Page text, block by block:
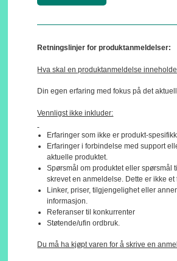
Retningslinjer for produktanmeldelser:
Hva skal en produktanmeldelse
Din egen erfaring med fokus på det
Vennligst ikke inkluder:
Erfaringer som ikke er produkt-
Erfaringer i forbindelse med support
aktuelle produktet.
Spørsmål om produktet eller spørsmål
skrevet en anmeldelse. Dette er ikke et
Linker, priser, tilgjengelighet eller
informasjon.
Referanser til konkurrenter
Støtende/ufin ordbruk.
Du må ha kjøpt varen for å skrive en